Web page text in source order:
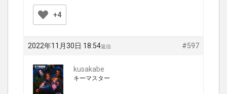
+4
2022年11月30日 18:54 #597
返信
kusakabe
キーマスター